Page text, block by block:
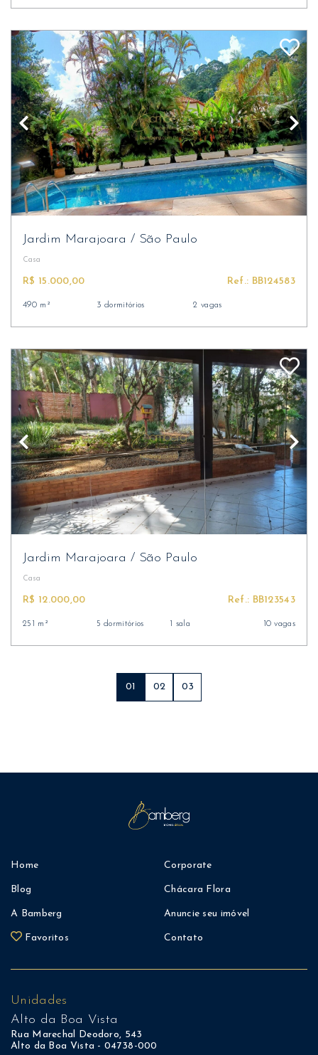
Jardim Marajoara / São Paulo
Casa
R$ 15.000,00 Ref.: BB124583
490 m² 3 dormitórios 2 vagas
Jardim Marajoara / São Paulo
Casa
R$ 12.000,00 Ref.: BB123543
251 m² 5 dormitórios 1 sala 10 vagas
01 02 03
Home
Blog
A Bamberg
Favoritos
Corporate
Chácara Flora
Anuncie seu imóvel
Contato
Unidades
Alto da Boa Vista
Rua Marechal Deodoro, 543
Alto da Boa Vista - 04738-000